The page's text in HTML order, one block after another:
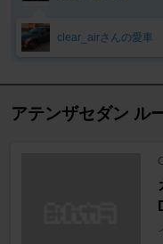
clear_airさんの愛車
アテンザセダン ル